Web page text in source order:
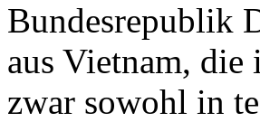
Bundesrepublik
aus Vietnam,
zwar sowohl in